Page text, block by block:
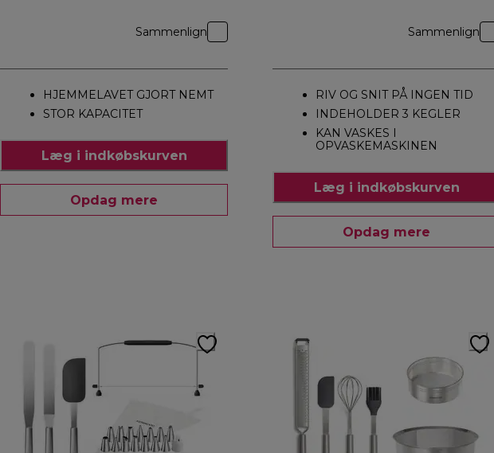
Sammenlign
HJEMMELAVET GJORT NEMT
STOR KAPACITET
Læg i indkøbskurven
Opdag mere
Sammenlign
RIV OG SNIT PÅ INGEN TID
INDEHOLDER 3 KEGLER
KAN VASKES I
OPVASKEMASKINEN
Læg i indkøbskurven
Opdag mere